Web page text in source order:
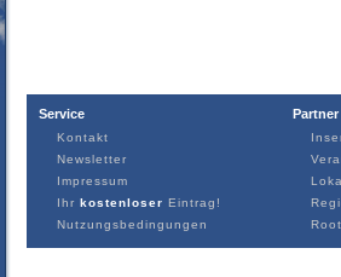
Service
Kontakt
Newsletter
Impressum
Ihr kostenloser Eintrag!
Nutzungsbedingungen
Partner